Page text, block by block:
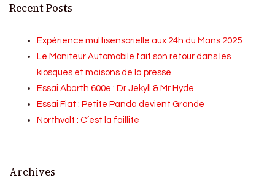
Recent Posts
Expérience multisensorielle aux 24h du Mans 2025
Le Moniteur Automobile fait son retour dans les
kiosques et maisons de la presse
Essai Abarth 600e : Dr Jekyll & Mr Hyde
Essai Fiat : Petite Panda devient Grande
Northvolt : C’est la faillite
Archives